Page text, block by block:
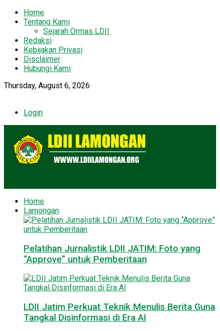
Home
Tentang Kami
Sejarah Ormas LDII
Redaksi
Kebijakan Privasi
Disclaimer
Hubungi Kami
Thursday, August 6, 2026
Login
Home
Lamongan
Pelatihan Jurnalistik LDII JATIM: Foto yang
“Approve” untuk Pemberitaan
LDII Jatim Perkuat Teknik Menulis Berita Guna
Tangkal Disinformasi di Era AI